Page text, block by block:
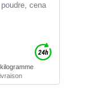
сena